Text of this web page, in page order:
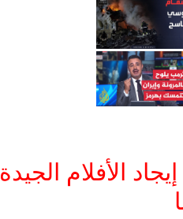
الأفلام الجيدة